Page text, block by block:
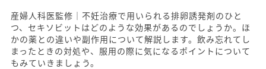
産婦人科医監修｜不妊治療で用いられる排卵誘発剤のひと
つ、セキソビットはどのような効果があるのでしょうか。ほ
かの薬との違いや副作用について解説します。飲み忘れてし
まったときの対処や、服用の際に気になるポイントについて
もみていきましょう。